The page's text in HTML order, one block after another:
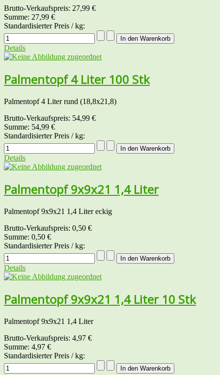
Brutto-Verkaufspreis: 27,99 €
Summe: 27,99 €
Standardisierter Preis / kg:
Details
Palmentopf 4 Liter 100 Stk
Palmentopf 4 Liter rund (18,8x21,8)
Brutto-Verkaufspreis: 54,99 €
Summe: 54,99 €
Standardisierter Preis / kg:
Details
Palmentopf 9x9x21 1,4 Liter
Palmentopf 9x9x21 1,4 Liter eckig
Brutto-Verkaufspreis: 0,50 €
Summe: 0,50 €
Standardisierter Preis / kg:
Details
Palmentopf 9x9x21 1,4 Liter 10 Stk
Palmentopf 9x9x21 1,4 Liter
Brutto-Verkaufspreis: 4,97 €
Summe: 4,97 €
Standardisierter Preis / kg: